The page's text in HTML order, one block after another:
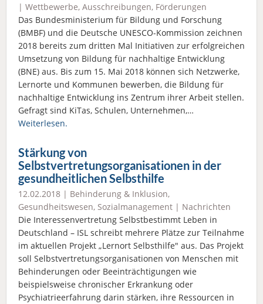
| Wettbewerbe, Ausschreibungen, Förderungen
Das Bundesministerium für Bildung und Forschung
(BMBF) und die Deutsche UNESCO-Kommission zeichnen
2018 bereits zum dritten Mal Initiativen zur erfolgreichen
Umsetzung von Bildung für nachhaltige Entwicklung
(BNE) aus. Bis zum 15. Mai 2018 können sich Netzwerke,
Lernorte und Kommunen bewerben, die Bildung für
nachhaltige Entwicklung ins Zentrum ihrer Arbeit stellen.
Gefragt sind KiTas, Schulen, Unternehmen,…
Weiterlesen.
Stärkung von
Selbstvertretungsorganisationen in der
gesundheitlichen Selbsthilfe
12.02.2018 | Behinderung & Inklusion,
Gesundheitswesen, Sozialmanagement | Nachrichten
Die Interessenvertretung Selbstbestimmt Leben in
Deutschland – ISL schreibt mehrere Plätze zur Teilnahme
im aktuellen Projekt „Lernort Selbsthilfe" aus. Das Projekt
soll Selbstvertretungsorganisationen von Menschen mit
Behinderungen oder Beeinträchtigungen wie
beispielsweise chronischer Erkrankung oder
Psychiatrieerfahrung darin stärken, ihre Ressourcen in